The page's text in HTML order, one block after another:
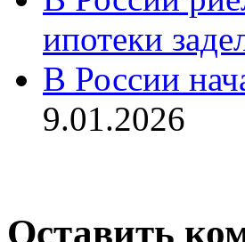
ипотеки
В России
9.01.2026
Оставить